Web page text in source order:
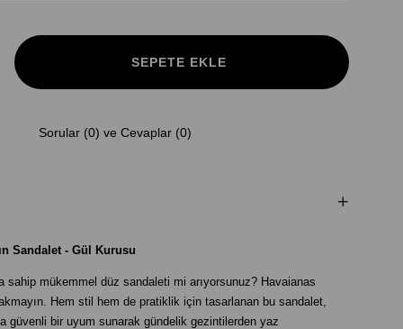
Sorular (0) ve Cevaplar (0)
Sandalet - Gül Kurusu
sahip mükemmel düz sandaleti mi arıyorsunuz? Havaianas
Hem stil hem de pratiklik için tasarlanan bu sandalet,
güvenli bir uyum sunarak gündelik gezintilerden yaz